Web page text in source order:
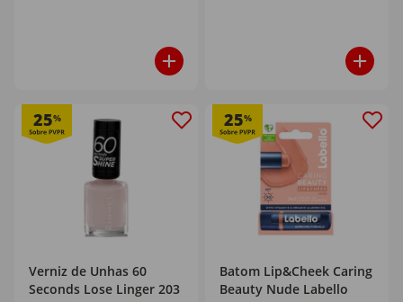
25%
Verniz de Unhas 60
Seconds Lose Linger 203
25%
Batom Lip&Cheek Caring
Beauty Nude Labello